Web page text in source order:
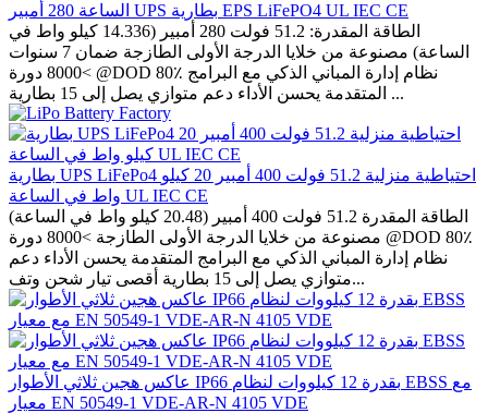
الساعة 280 أمبير UPS بطارية EPS LiFePO4 UL IEC CE
الطاقة المقدرة: 51.2 فولت 280 أمبير (14.336 كيلو واط في
الساعة) مصنوعة من خلايا الدرجة الأولى الطازجة ضمان 7 سنوات
>8000 دورة @DOD 80٪ نظام إدارة المباني الذكي مع البرامج
المتقدمة يحسن الأداء دعم متوازي يصل إلى 15 بطارية ...
بطارية UPS LiFePo4 احتياطية منزلية 51.2 فولت 400 أمبير 20 كيلو
واط في الساعة UL IEC CE
الطاقة المقدرة 51.2 فولت 400 أمبير (20.48 كيلو واط في الساعة)
مصنوعة من خلايا الدرجة الأولى الطازجة >8000 دورة @DOD 80٪
نظام إدارة المباني الذكي مع البرامج المتقدمة يحسن الأداء دعم
متوازي يصل إلى 15 بطارية أقصى تيار شحن وتف...
عاكس هجين ثلاثي الأطوار IP66 بقدرة 12 كيلووات لنظام EBSS مع
معيار EN 50549-1 VDE-AR-N 4105 VDE